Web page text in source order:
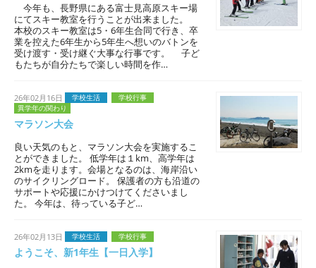
今年も、長野県にある富士見高原スキー場
にてスキー教室を行うことが出来ました。
本校のスキー教室は5・6年生合同で行き、卒
業を控えた6年生から5年生へ想いのバトンを
受け渡す・受け継ぐ大事な行事です。 子ど
もたちが自分たちで楽しい時間を作…
26年02月16日 学校生活
学校行事
異学年の関わり
マラソン大会
良い天気のもと、マラソン大会を実施するこ
とができました。 低学年は１km、高学年は
2kmを走ります。会場となるのは、海岸沿い
のサイクリングロード。 保護者の方も沿道の
サポートや応援にかけつけてくださいまし
た。 今年は、待っている子ど…
26年02月13日 学校生活 学校行事
ようこそ、新1年生【一日入学】